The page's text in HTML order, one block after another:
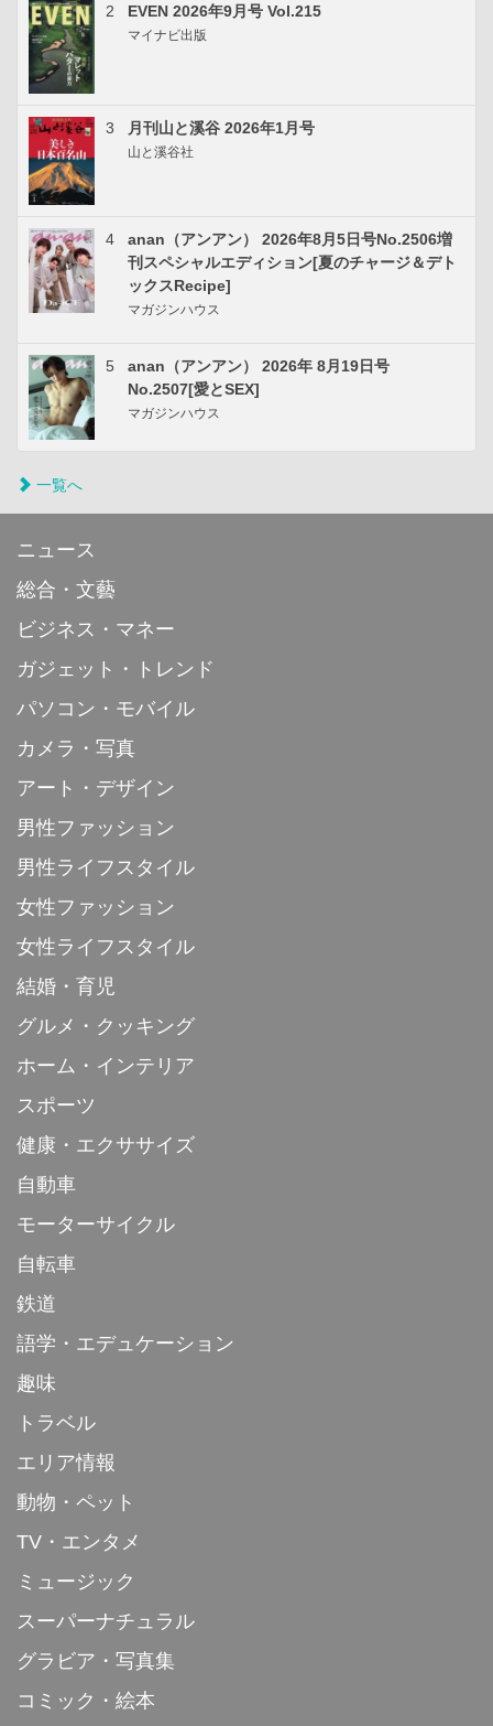
2 EVEN 2026年9月号 Vol.215
マイナビ出版
3 月刊山と溪谷 2026年1月号
山と溪谷社
4
anan（アンアン） 2026年8月5日号No.2506増
刊スペシャルエディション[夏のチャージ＆デト
ックスRecipe]
マガジンハウス
5
anan（アンアン） 2026年 8月19日号
No.2507[愛とSEX]
マガジンハウス
一覧へ
ニュース
総合・文藝
ビジネス・マネー
ガジェット・トレンド
パソコン・モバイル
カメラ・写真
アート・デザイン
男性ファッション
男性ライフスタイル
女性ファッション
女性ライフスタイル
結婚・育児
グルメ・クッキング
ホーム・インテリア
スポーツ
健康・エクササイズ
自動車
モーターサイクル
自転車
鉄道
語学・エデュケーション
趣味
トラベル
エリア情報
動物・ペット
TV・エンタメ
ミュージック
スーパーナチュラル
グラビア・写真集
コミック・絵本